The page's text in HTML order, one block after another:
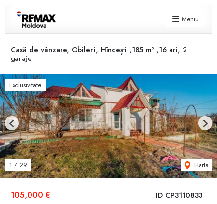
Meniu
Casă de vânzare, Obileni, Hîncești ,185 m² ,16 ari, 2
garaje
ID CP3110833
105,000 €
Exclusivitate
1 / 29 Harta
Previous Next